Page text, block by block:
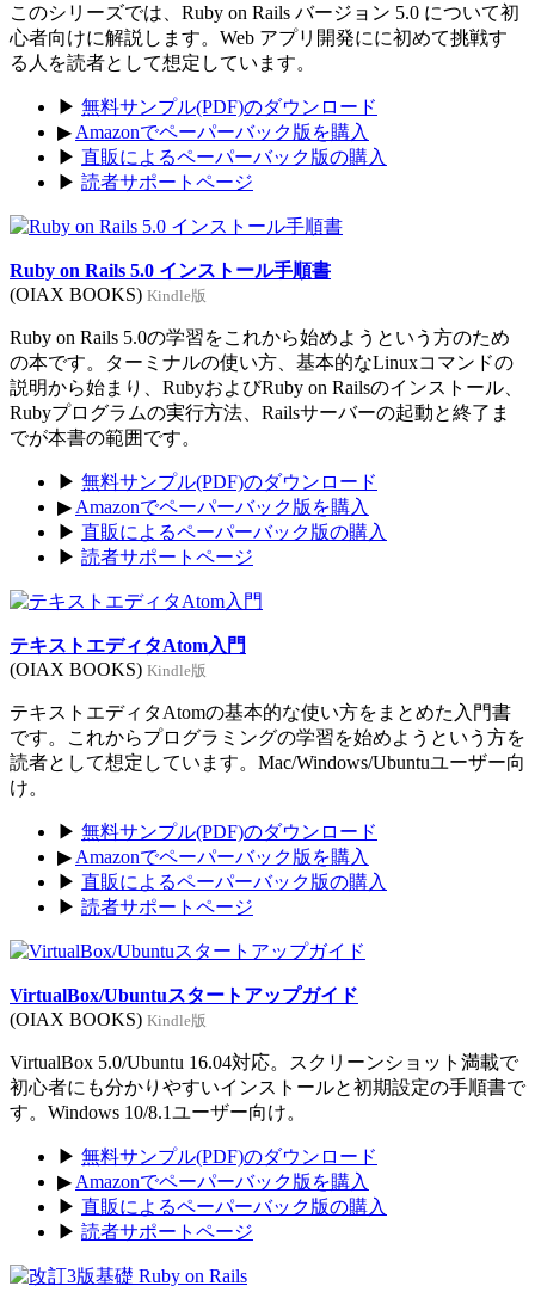
このシリーズでは、Ruby on Rails バージョン 5.0 について初
心者向けに解説します。Web アプリ開発にに初めて挑戦す
る人を読者として想定しています。
▶ 無料サンプル(PDF)のダウンロード
▶ Amazonでペーパーバック版を購入
▶ 直販によるペーパーバック版の購入
▶ 読者サポートページ
Ruby on Rails 5.0 インストール手順書
(OIAX BOOKS) Kindle版
Ruby on Rails 5.0の学習をこれから始めようという方のため
の本です。ターミナルの使い方、基本的なLinuxコマンドの
説明から始まり、RubyおよびRuby on Railsのインストール、
Rubyプログラムの実行方法、Railsサーバーの起動と終了ま
でが本書の範囲です。
▶ 無料サンプル(PDF)のダウンロード
▶ Amazonでペーパーバック版を購入
▶ 直販によるペーパーバック版の購入
▶ 読者サポートページ
テキストエディタAtom入門
(OIAX BOOKS) Kindle版
テキストエディタAtomの基本的な使い方をまとめた入門書
です。これからプログラミングの学習を始めようという方を
読者として想定しています。Mac/Windows/Ubuntuユーザー向
け。
▶ 無料サンプル(PDF)のダウンロード
▶ Amazonでペーパーバック版を購入
▶ 直販によるペーパーバック版の購入
▶ 読者サポートページ
VirtualBox/Ubuntuスタートアップガイド
(OIAX BOOKS) Kindle版
VirtualBox 5.0/Ubuntu 16.04対応。スクリーンショット満載で
初心者にも分かりやすいインストールと初期設定の手順書で
す。Windows 10/8.1ユーザー向け。
▶ 無料サンプル(PDF)のダウンロード
▶ Amazonでペーパーバック版を購入
▶ 直販によるペーパーバック版の購入
▶ 読者サポートページ